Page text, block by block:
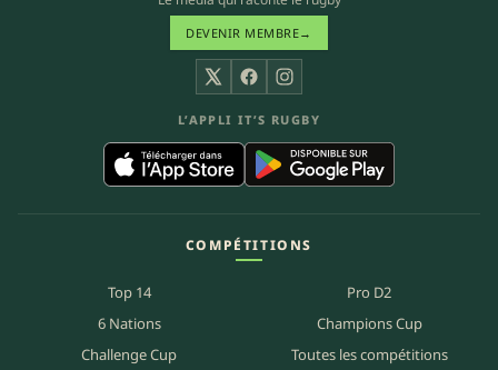
DEVENIR MEMBRE→
X FacebookInstagram
L’APPLI IT’S RUGBY
COMPÉTITIONS
Top 14
Pro D2
6 Nations
Champions Cup
Challenge Cup
Toutes les compétitions